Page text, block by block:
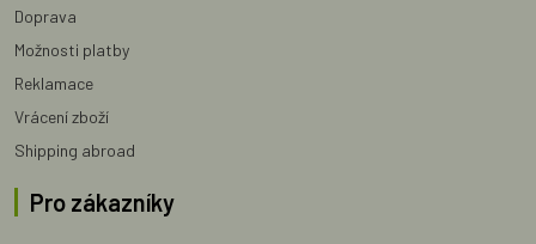
Doprava
Možnosti platby
Reklamace
Vrácení zboží
Shipping abroad
Pro zákazníky